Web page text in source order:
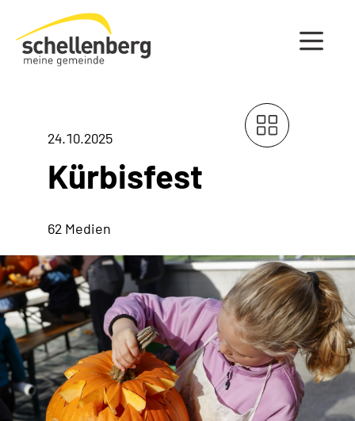
Gemeinde Schellenberg Startseite
24.10.2025
Kürbisfest
62 Medien